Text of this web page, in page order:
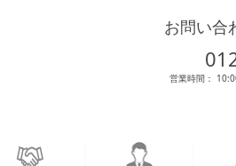
お問い合
営業時間：